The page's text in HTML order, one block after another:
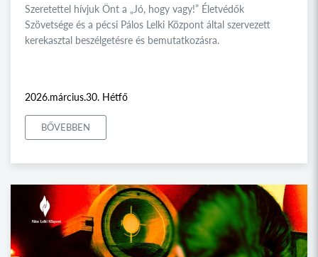
Szeretettel hívjuk Önt a „Jó, hogy vagy!” Életvédők
Szövetsége és a pécsi Pálos Lelki Központ által szervezett
kerekasztal beszélgetésre és bemutatkozásra.
2026.március.30. Hétfő
BŐVEBBEN